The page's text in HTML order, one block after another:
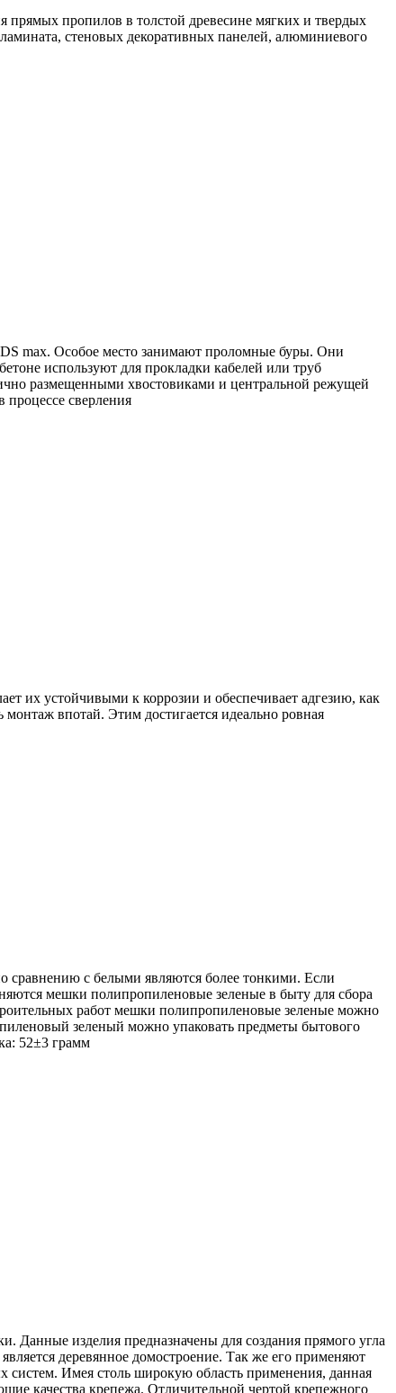
пропилов в толстой древесине мягких и твердых
стеновых декоративных панелей, алюминиевого
max. Особое место занимают проломные буры. Они
используют для прокладки кабелей или труб
размещенными хвостовиками и центральной режущей
сверления
их устойчивыми к коррозии и обеспечивает адгезию, как
впотай. Этим достигается идеально ровная
с белыми являются более тонкими. Если
мешки полипропиленовые зеленые в быту для сбора
работ мешки полипропиленовые зеленые можно
зеленый можно упаковать предметы бытового
52±3 грамм
изделия предназначены для создания прямого угла
деревянное домостроение. Так же его применяют
систем. Имея столь широкую область применения, данная
качества крепежа. Отличительной чертой крепежного